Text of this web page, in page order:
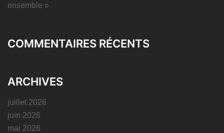
ensemble »
COMMENTAIRES RÉCENTS
ARCHIVES
juillet 2026
juin 2026
mai 2026